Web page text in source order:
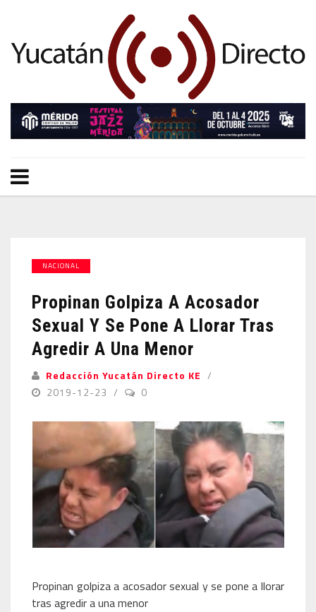
NACIONAL
Propinan Golpiza A Acosador
Sexual Y Se Pone A Llorar Tras
Agredir A Una Menor
Redacción Yucatán Directo KE
2019-12-23
0
Propinan golpiza a acosador sexual y se pone a llorar
tras agredir a una menor